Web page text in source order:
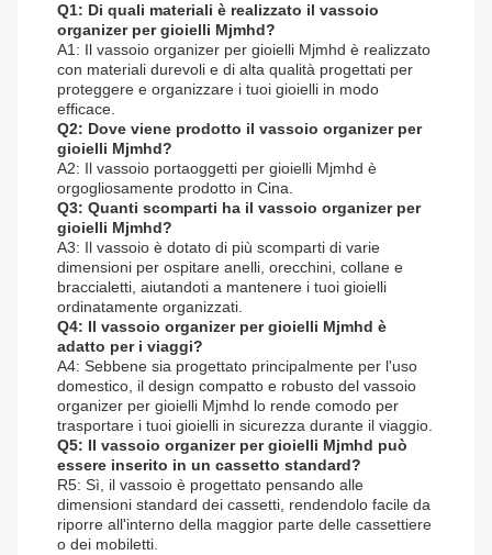
Q1: Di quali materiali è realizzato il vassoio
organizer per gioielli Mjmhd?
A1: Il vassoio organizer per gioielli Mjmhd è realizzato
con materiali durevoli e di alta qualità progettati per
proteggere e organizzare i tuoi gioielli in modo
efficace.
Q2: Dove viene prodotto il vassoio organizer per
gioielli Mjmhd?
A2: Il vassoio portaoggetti per gioielli Mjmhd è
orgogliosamente prodotto in Cina.
Q3: Quanti scomparti ha il vassoio organizer per
gioielli Mjmhd?
A3: Il vassoio è dotato di più scomparti di varie
dimensioni per ospitare anelli, orecchini, collane e
braccialetti, aiutandoti a mantenere i tuoi gioielli
ordinatamente organizzati.
Q4: Il vassoio organizer per gioielli Mjmhd è
adatto per i viaggi?
A4: Sebbene sia progettato principalmente per l'uso
domestico, il design compatto e robusto del vassoio
organizer per gioielli Mjmhd lo rende comodo per
trasportare i tuoi gioielli in sicurezza durante il viaggio.
Q5: Il vassoio organizer per gioielli Mjmhd può
essere inserito in un cassetto standard?
R5: Sì, il vassoio è progettato pensando alle
dimensioni standard dei cassetti, rendendolo facile da
riporre all'interno della maggior parte delle cassettiere
o dei mobiletti.